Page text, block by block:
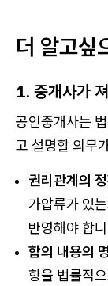
더 알고싶
1. 중개사가
공인중개사는
고 설명할 의무
권리관계의
가압류가 있
반영해야 합
합의 내용의
항을 법률적